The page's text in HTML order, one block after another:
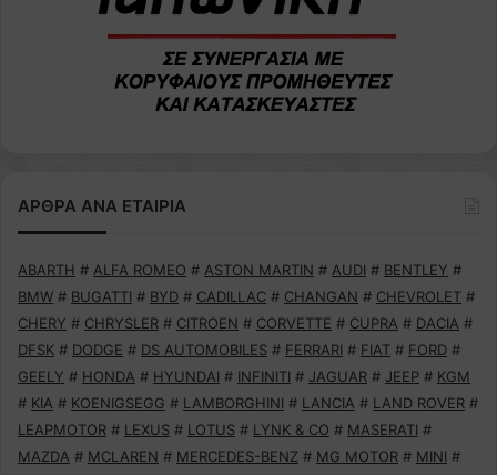
ΑΡΘΡΑ ΑΝΑ ΕΤΑΙΡΙΑ
ABARTH # ALFA ROMEO # ASTON MARTIN # AUDI # BENTLEY #
BMW # BUGATTI # BYD # CADILLAC # CHANGAN # CHEVROLET #
CHERY # CHRYSLER # CITROEN # CORVETTE # CUPRA # DACIA #
DFSK # DODGE # DS AUTOMOBILES # FERRARI # FIAT # FORD #
GEELY # HONDA # HYUNDAI # INFINITI # JAGUAR # JEEP # KGM
# KIA # KOENIGSEGG # LAMBORGHINI # LANCIA # LAND ROVER #
LEAPMOTOR # LEXUS # LOTUS # LYNK & CO # MASERATI #
MAZDA # MCLAREN # MERCEDES-BENZ # MG MOTOR # MINI #